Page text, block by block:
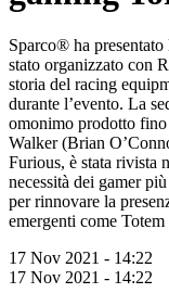
Sparco® ha
stato organizzato con
storia del racing
durante l’evento. La
omonimo prodotto
Walker (Brian
Furious, è stata rivista
necessità dei gamer
per rinnovare la
emergenti come
17 Nov 2021 - 14:22
17 Nov 2021 - 14:22